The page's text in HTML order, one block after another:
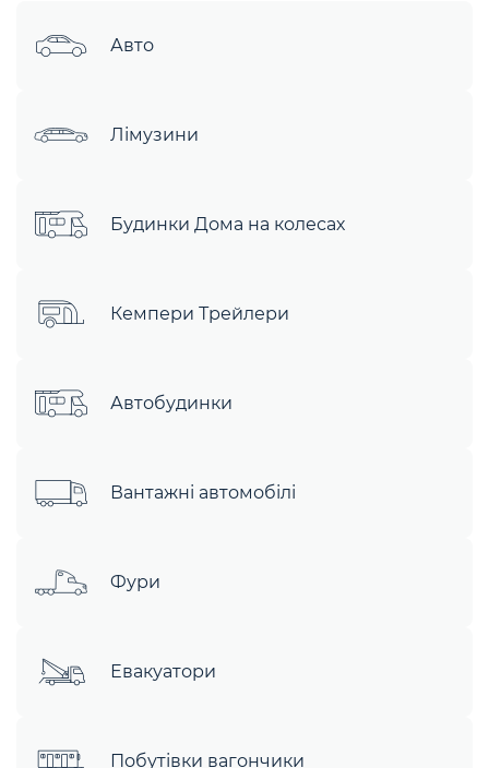
Авто
Лімузини
Будинки Дома на колесах
Кемпери Трейлери
Автобудинки
Вантажні автомобілі
Фури
Евакуатори
Побутівки вагончики